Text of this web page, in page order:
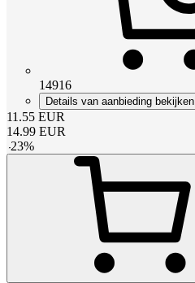
14916
Details van aanbieding bekijken
11.55 EUR
14.99 EUR
-23%